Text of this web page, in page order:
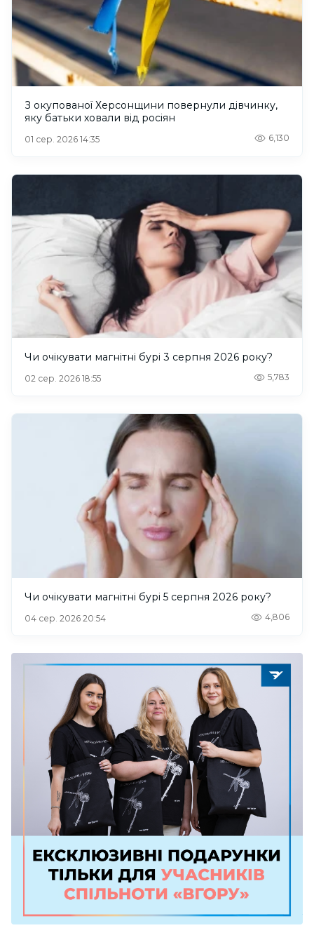
З окупованої Херсонщини повернули дівчинку,
яку батьки ховали від росіян
01 сер. 2026 14:35 6,130
Чи очікувати магнітні бурі 3 серпня 2026 року?
02 сер. 2026 18:55 5,783
Чи очікувати магнітні бурі 5 серпня 2026 року?
04 сер. 2026 20:54 4,806